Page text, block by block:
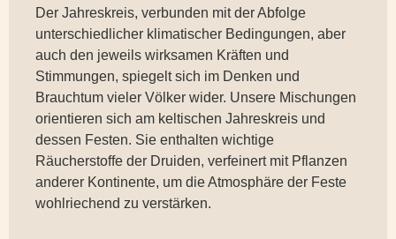
Der Jahreskreis, verbunden mit der Abfolge
unterschiedlicher klimatischer Bedingungen, aber
auch den jeweils wirksamen Kräften und
Stimmungen, spiegelt sich im Denken und
Brauchtum vieler Völker wider. Unsere Mischungen
orientieren sich am keltischen Jahreskreis und
dessen Festen. Sie enthalten wichtige
Räucherstoffe der Druiden, verfeinert mit Pflanzen
anderer Kontinente, um die Atmosphäre der Feste
wohlriechend zu verstärken.